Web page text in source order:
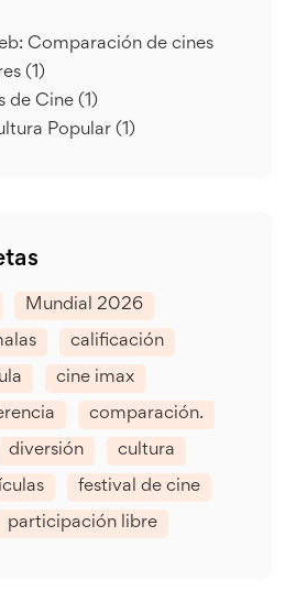
Comparación de cines
(1)
de Cine (1)
Popular (1)
Mundial 2026
calificación
cine imax
comparación.
diversión cultura
festival de cine
participación libre